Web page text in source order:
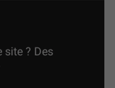
site ? Des